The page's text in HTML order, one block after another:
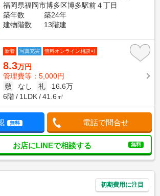
福岡県福岡市博多区博多駅前４丁目
築年数
築24年
建物階数
13階建
新着 写真充実 無料オンライン相談可
8.3万円
管理費等：5,000円
敷
なし 礼
16.6万
6階
1LDK 41.6㎡
無料 電話で問合せ
お店にLINEで相談する 無料
初期費用に注目